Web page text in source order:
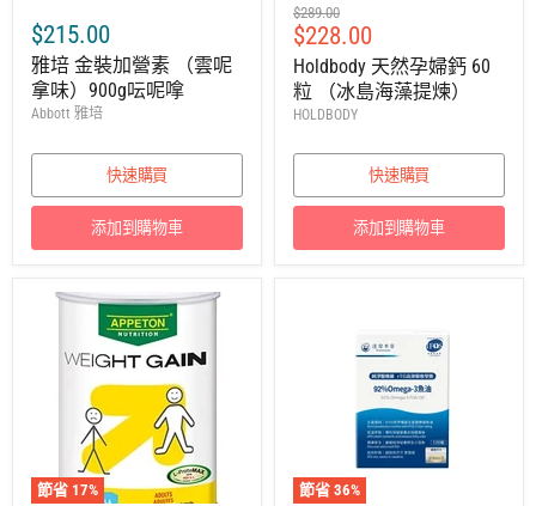
$215.00
雅培 金裝加營素 （雲呢
拿味）900g呍呢嗱
Abbott 雅培
快速購買
添加到購物車
建
議
零
售
價
$289.00
售
價
$228.00
Holdbody 天然孕婦鈣 60
粒 （冰島海藻提煉）
HOLDBODY
快速購買
添加到購物車
節省 17%
節省 36%